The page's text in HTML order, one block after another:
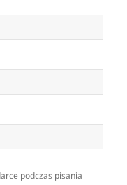
podczas pisania